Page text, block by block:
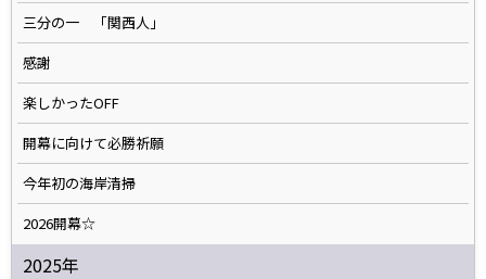
三分の一 「関西人」
感謝
楽しかったOFF
開幕に向けて必勝祈願
今年初の海岸清掃
2026開幕☆
2025年